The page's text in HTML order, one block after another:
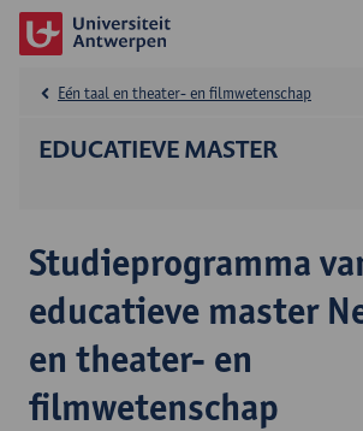
EDUCATIEVE MASTER
Eén taal en theater- en filmwetenschap
Studieprogramma
educatieve master
en theater- en
filmwetenschap